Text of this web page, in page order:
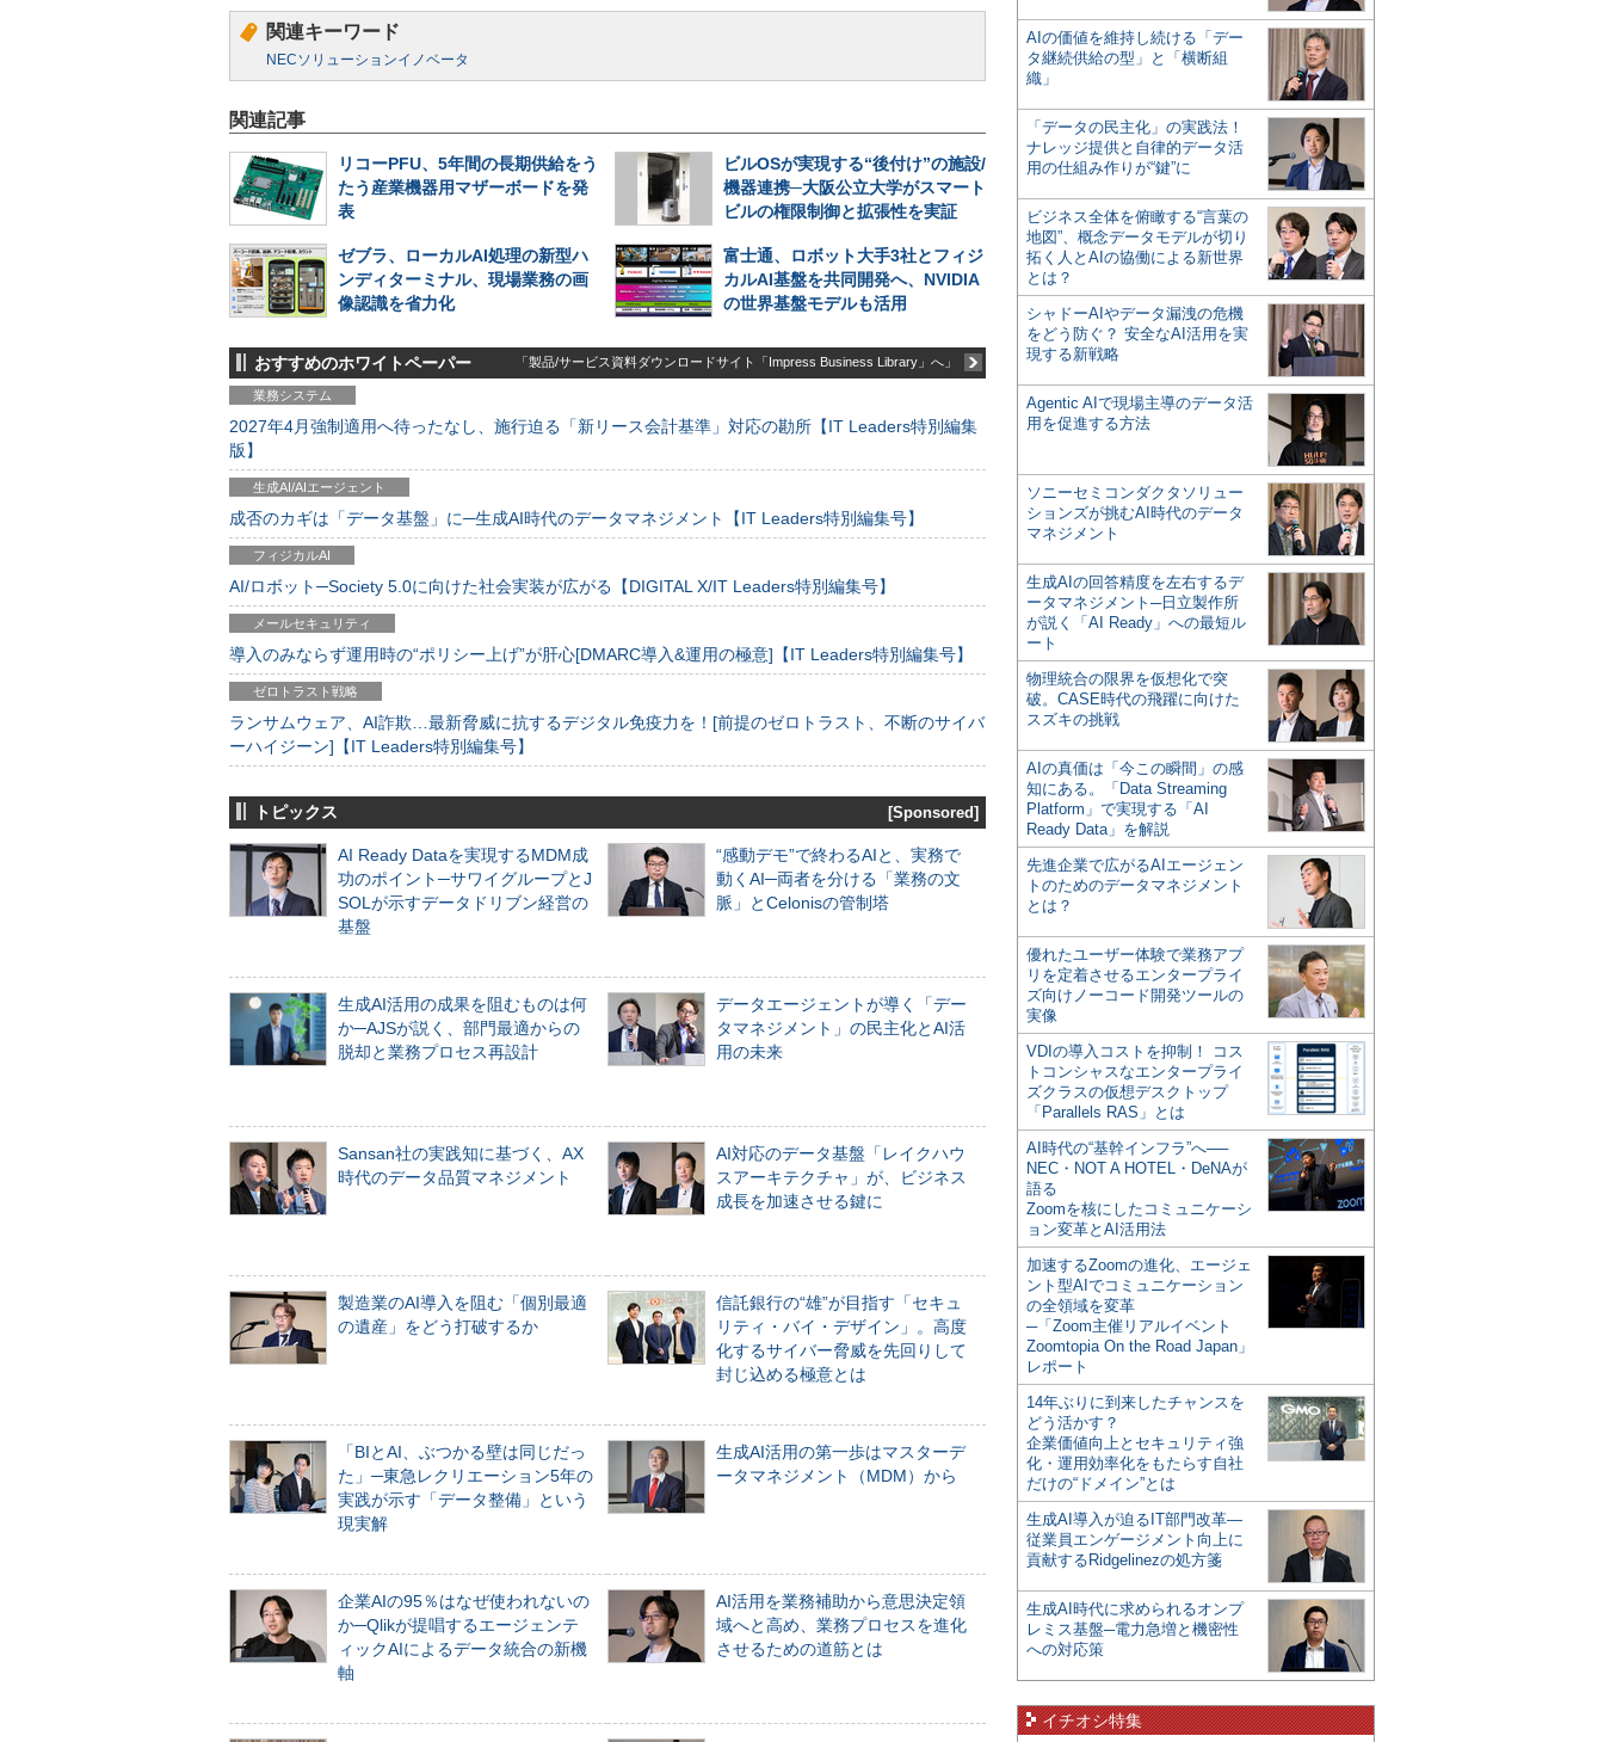
関連キーワード
NECソリューションイノベータ
関連記事
リコーPFU、5年間の長期供給をう
たう産業機器用マザーボードを発
表
ビルOSが実現する“後付け”の施設/
機器連携─大阪公立大学がスマート
ビルの権限制御と拡張性を実証
ゼブラ、ローカルAI処理の新型ハ
ンディターミナル、現場業務の画
像認識を省力化
富士通、ロボット大手3社とフィジ
カルAI基盤を共同開発へ、NVIDIA
の世界基盤モデルも活用
おすすめのホワイトペーパー 「製品/サービス資料ダウンロードサイト「Impress Business Library」へ」
業務システム
2027年4月強制適用へ待ったなし、施行迫る「新リース会計基準」対応の勘所【IT Leaders特別編集
版】
生成AI/AIエージェント
成否のカギは「データ基盤」に─生成AI時代のデータマネジメント【IT Leaders特別編集号】
フィジカルAI
AI/ロボット─Society 5.0に向けた社会実装が広がる【DIGITAL X/IT Leaders特別編集号】
メールセキュリティ
導入のみならず運用時の“ポリシー上げ”が肝心[DMARC導入&運用の極意]【IT Leaders特別編集号】
ゼロトラスト戦略
ランサムウェア、AI詐欺…最新脅威に抗するデジタル免疫力を！[前提のゼロトラスト、不断のサイバ
ーハイジーン]【IT Leaders特別編集号】
トピックス [Sponsored]
AI Ready Dataを実現するMDM成
功のポイント─サワイグループとJ
SOLが示すデータドリブン経営の
基盤
“感動デモ”で終わるAIと、実務で
動くAI─両者を分ける「業務の文
脈」とCelonisの管制塔
生成AI活用の成果を阻むものは何
か─AJSが説く、部門最適からの
脱却と業務プロセス再設計
データエージェントが導く「デー
タマネジメント」の民主化とAI活
用の未来
Sansan社の実践知に基づく、AX
時代のデータ品質マネジメント
AI対応のデータ基盤「レイクハウ
スアーキテクチャ」が、ビジネス
成長を加速させる鍵に
製造業のAI導入を阻む「個別最適
の遺産」をどう打破するか
信託銀行の“雄”が目指す「セキュ
リティ・バイ・デザイン」。高度
化するサイバー脅威を先回りして
封じ込める極意とは
「BIとAI、ぶつかる壁は同じだっ
た」─東急レクリエーション5年の
実践が示す「データ整備」という
現実解
生成AI活用の第一歩はマスターデ
ータマネジメント（MDM）から
企業AIの95％はなぜ使われないの
か─Qlikが提唱するエージェンテ
ィックAIによるデータ統合の新機
軸
AI活用を業務補助から意思決定領
域へと高め、業務プロセスを進化
させるための道筋とは
AIの価値を維持し続ける「デー
タ継続供給の型」と「横断組
織」
「データの民主化」の実践法！
ナレッジ提供と自律的データ活
用の仕組み作りが“鍵”に
ビジネス全体を俯瞰する“言葉の
地図”、概念データモデルが切り
拓く人とAIの協働による新世界
とは？
シャドーAIやデータ漏洩の危機
をどう防ぐ？ 安全なAI活用を実
現する新戦略
Agentic AIで現場主導のデータ活
用を促進する方法
ソニーセミコンダクタソリュー
ションズが挑むAI時代のデータ
マネジメント
生成AIの回答精度を左右するデ
ータマネジメント─日立製作所
が説く「AI Ready」への最短ル
ート
物理統合の限界を仮想化で突
破。CASE時代の飛躍に向けた
スズキの挑戦
AIの真価は「今この瞬間」の感
知にある。「Data Streaming
Platform」で実現する「AI
Ready Data」を解説
先進企業で広がるAIエージェン
トのためのデータマネジメント
とは？
優れたユーザー体験で業務アプ
リを定着させるエンタープライ
ズ向けノーコード開発ツールの
実像
VDIの導入コストを抑制！ コス
トコンシャスなエンタープライ
ズクラスの仮想デスクトップ
「Parallels RAS」とは
AI時代の“基幹インフラ”へ──
NEC・NOT A HOTEL・DeNAが
語る
Zoomを核にしたコミュニケーシ
ョン変革とAI活用法
加速するZoomの進化、エージェ
ント型AIでコミュニケーション
の全領域を変革
─「Zoom主催リアルイベント
Zoomtopia On the Road Japan」
レポート
14年ぶりに到来したチャンスを
どう活かす？
企業価値向上とセキュリティ強
化・運用効率化をもたらす自社
だけの“ドメイン”とは
生成AI導入が迫るIT部門改革―
従業員エンゲージメント向上に
貢献するRidgelinezの処方箋
生成AI時代に求められるオンプ
レミス基盤─電力急増と機密性
への対応策
イチオシ特集